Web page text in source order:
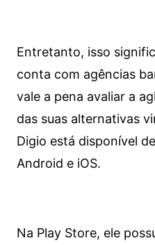
Entretanto, isso
conta com agências
vale a pena avaliar a
das suas alternativas
Digio está disponível
Android e iOS.
Na Play Store, ele